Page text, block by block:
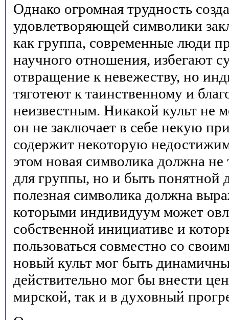
Однако огромная трудность
удовлетворяющей символики
как группа, современные люди
научного отношения, избегают
отвращение к невежеству, но
тяготеют к таинственному и
неизвестным. Никакой культ не
он не заключает в себе некую
содержит некоторую
этом новая символика должна не
для группы, но и быть
полезная символика должна
которыми индивидуум может
собственной инициативе и
пользоваться совместно со
новый культ мог быть
действительно мог бы внести
мирской, так и в духовный